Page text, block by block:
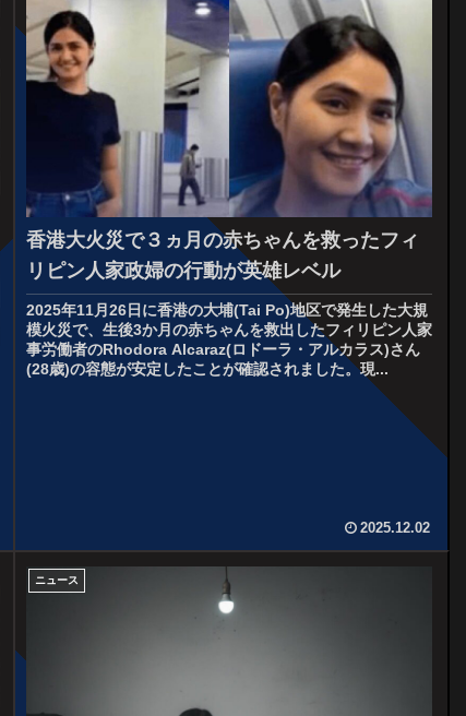
香港大火災で３ヵ月の赤ちゃんを救ったフィ
リピン人家政婦の行動が英雄レベル
2025年11月26日に香港の大埔(Tai Po)地区で発生した大規
模火災で、生後3か月の赤ちゃんを救出したフィリピン人家
事労働者のRhodora Alcaraz(ロドーラ・アルカラス)さん
(28歳)の容態が安定したことが確認されました。現...
2025.12.02
ニュース